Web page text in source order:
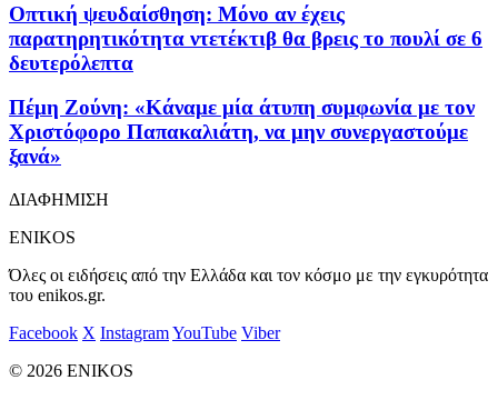
Οπτική ψευδαίσθηση: Μόνο αν έχεις
παρατηρητικότητα ντετέκτιβ θα βρεις το πουλί σε 6
δευτερόλεπτα
Πέμη Ζούνη: «Κάναμε μία άτυπη συμφωνία με τον
Χριστόφορο Παπακαλιάτη, να μην συνεργαστούμε
ξανά»
ΔΙΑΦΗΜΙΣΗ
ENIKOS
Όλες οι ειδήσεις από την Ελλάδα και τον κόσμο με την εγκυρότητα
του enikos.gr.
Facebook X InstagramYouTube Viber
© 2026 ENIKOS